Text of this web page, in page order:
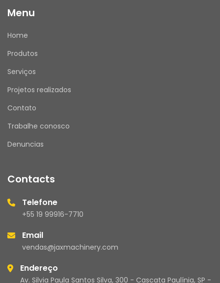
Menu
Home
Produtos
Serviços
Projetos realizados
Contato
Trabalhe conosco
Denuncias
Contacts
Telefone
+55 19 99916-7710
Email
vendas@jaxmachinery.com
Endereço
Av. Silvia Paula Santos Silva, 300 - Cascata Paulínia, SP -